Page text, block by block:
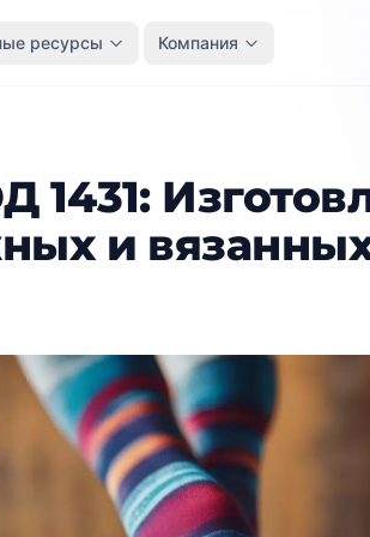
ресурсы Компания
трикотажных и вязанных
1431:
и